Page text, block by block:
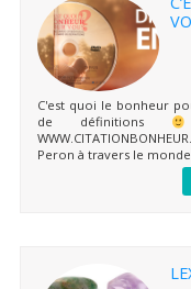
C'est quoi le bonheur
de définitions
Peron à travers le